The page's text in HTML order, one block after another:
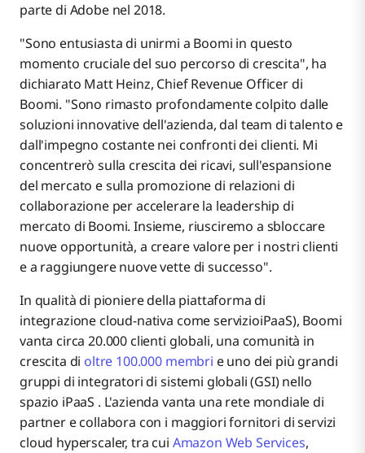
parte di Adobe nel 2018.
"Sono entusiasta di unirmi a Boomi in questo
momento cruciale del suo percorso di crescita", ha
dichiarato Matt Heinz, Chief Revenue Officer di
Boomi. "Sono rimasto profondamente colpito dalle
soluzioni innovative dell'azienda, dal team di talento e
dall'impegno costante nei confronti dei clienti. Mi
concentrerò sulla crescita dei ricavi, sull'espansione
del mercato e sulla promozione di relazioni di
collaborazione per accelerare la leadership di
mercato di Boomi. Insieme, riusciremo a sbloccare
nuove opportunità, a creare valore per i nostri clienti
e a raggiungere nuove vette di successo".
In qualità di pioniere della piattaforma di
integrazione cloud-nativa come servizioiPaaS), Boomi
vanta circa 20.000 clienti globali, una comunità in
crescita di oltre 100.000 membri e uno dei più grandi
gruppi di integratori di sistemi globali (GSI) nello
spazio iPaaS . L'azienda vanta una rete mondiale di
partner e collabora con i maggiori fornitori di servizi
cloud hyperscaler, tra cui Amazon Web Services,